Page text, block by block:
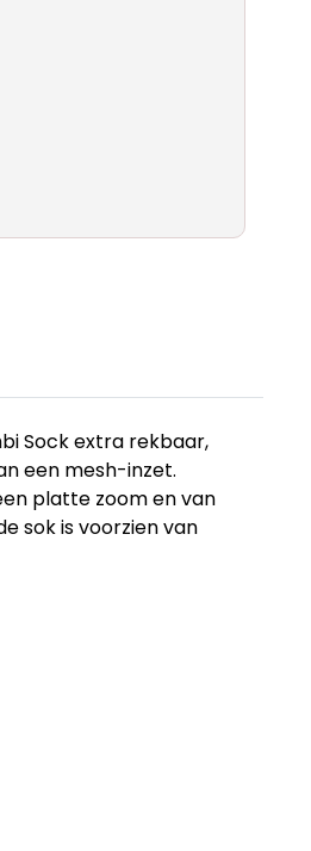
Sock extra rekbaar,
een mesh-inzet.
platte zoom en van
sok is voorzien van